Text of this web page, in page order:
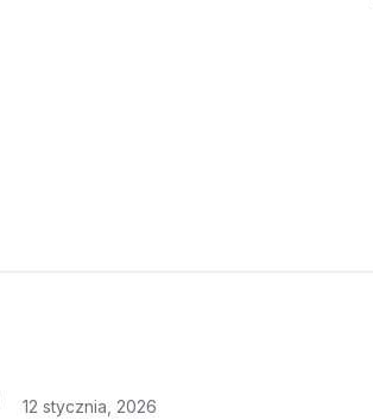
12 stycznia, 2026